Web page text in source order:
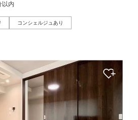
以内
コンシェルジュあり